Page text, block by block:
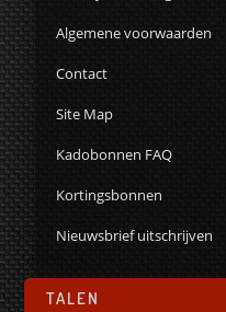
Algemene voorwaarden
Contact
Site Map
Kadobonnen FAQ
Kortingsbonnen
Nieuwsbrief uitschrijven
TALEN